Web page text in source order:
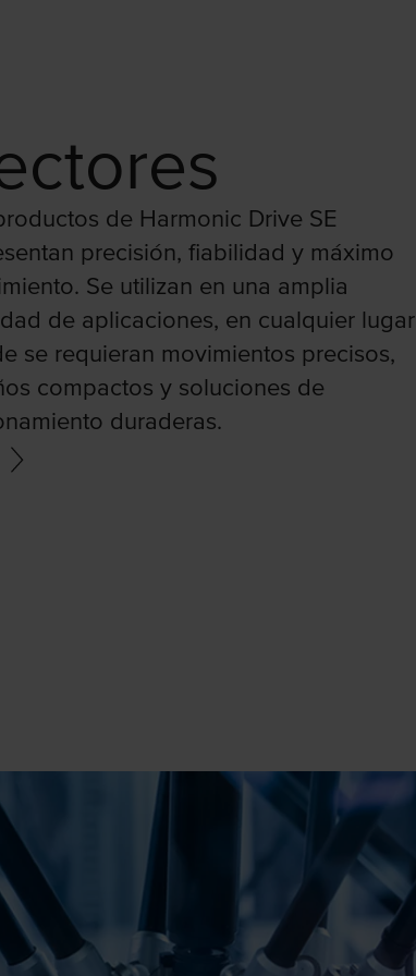
de Harmonic Drive SE
precisión, fiabilidad y máximo
Se utilizan en una amplia
de aplicaciones, en cualquier lugar
se requieran movimientos precisos,
compactos y soluciones de
duraderas.